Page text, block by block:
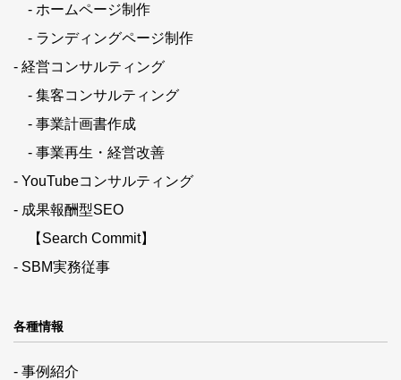
- ホームページ制作
- ランディングページ制作
- 経営コンサルティング
- 集客コンサルティング
- 事業計画書作成
- 事業再生・経営改善
- YouTubeコンサルティング
- 成果報酬型SEO
【Search Commit】
- SBM実務従事
各種情報
- 事例紹介